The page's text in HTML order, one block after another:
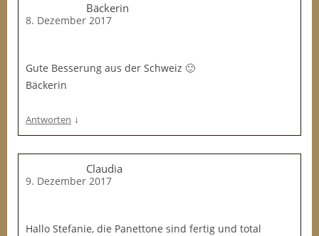
Bäckerin
8. Dezember 2017
Gute Besserung aus der Schweiz 🙂
Bäckerin
Antworten ↓
Claudia
9. Dezember 2017
Hallo Stefanie, die Panettone sind fertig und total